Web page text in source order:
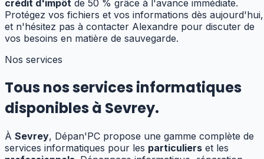
crédit d'impôt de 50 % grâce à l'avance immédiate.
Protégez vos fichiers et vos informations dès aujourd'hui,
et n'hésitez pas à contacter Alexandre pour discuter de
vos besoins en matière de sauvegarde.
Nos services
Tous nos services informatiques
disponibles à Sevrey.
À Sevrey, Dépan'PC propose une gamme complète de
services informatiques pour les particuliers et les